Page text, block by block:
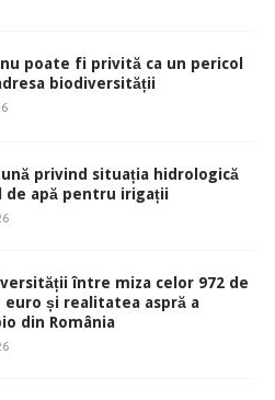
poate fi privită ca un pericol
biodiversității
privind situația hidrologică
de apă pentru irigații
între miza celor 972 de
euro și realitatea aspră a
din România